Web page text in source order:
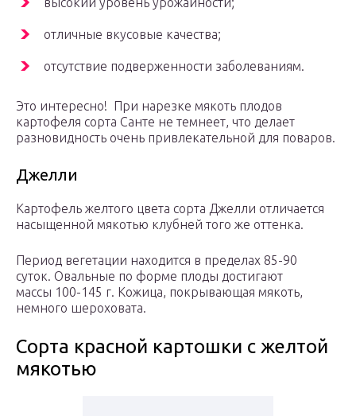
отличные вкусовые качества;
отсутствие подверженности заболеваниям.
Это интересно! При нарезке мякоть плодов
картофеля сорта Санте не темнеет, что делает
разновидность очень привлекательной для поваров.
Джелли
Картофель желтого цвета сорта Джелли отличается
насыщенной мякотью клубней того же оттенка.
Период вегетации находится в пределах 85-90
суток. Овальные по форме плоды достигают
массы 100-145 г. Кожица, покрывающая мякоть,
немного шероховата.
Сорта красной картошки с желтой
мякотью